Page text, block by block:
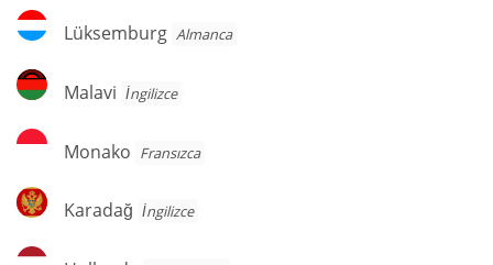
Lüksemburg
Lüksemburg Almanca
Malavi
Malavi İngilizce
Monako
Monako Fransızca
Karadağ
Karadağ İngilizce
Hollanda